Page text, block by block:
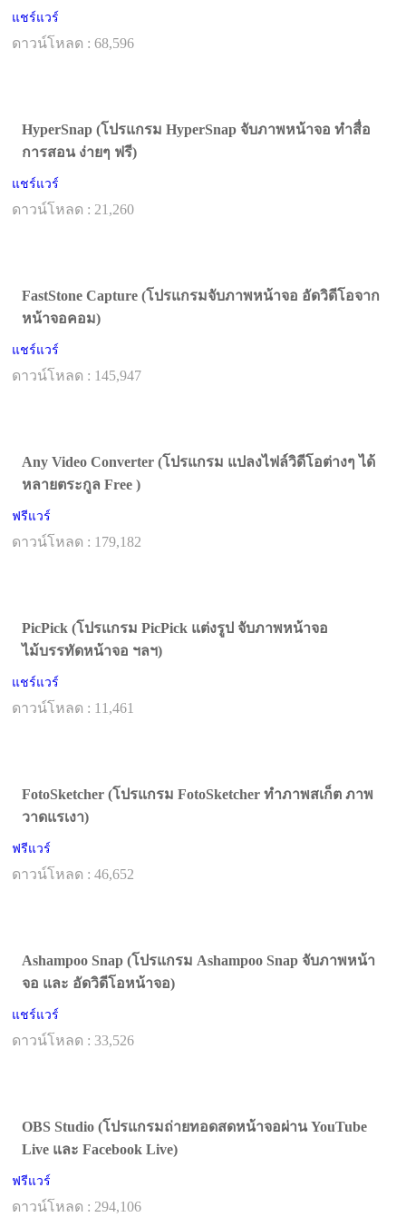
แชร์แวร์
ดาวน์โหลด : 68,596
HyperSnap (โปรแกรม HyperSnap จับภาพหน้าจอ ทำสื่อ
การสอน ง่ายๆ ฟรี)
แชร์แวร์
ดาวน์โหลด : 21,260
FastStone Capture (โปรแกรมจับภาพหน้าจอ อัดวิดีโอจาก
หน้าจอคอม)
แชร์แวร์
ดาวน์โหลด : 145,947
Any Video Converter (โปรแกรม แปลงไฟล์วิดีโอต่างๆ ได้
หลายตระกูล Free )
ฟรีแวร์
ดาวน์โหลด : 179,182
PicPick (โปรแกรม PicPick แต่งรูป จับภาพหน้าจอ
ไม้บรรทัดหน้าจอ ฯลฯ)
แชร์แวร์
ดาวน์โหลด : 11,461
FotoSketcher (โปรแกรม FotoSketcher ทำภาพสเก็ต ภาพ
วาดแรเงา)
ฟรีแวร์
ดาวน์โหลด : 46,652
Ashampoo Snap (โปรแกรม Ashampoo Snap จับภาพหน้า
จอ และ อัดวิดีโอหน้าจอ)
แชร์แวร์
ดาวน์โหลด : 33,526
OBS Studio (โปรแกรมถ่ายทอดสดหน้าจอผ่าน YouTube
Live และ Facebook Live)
ฟรีแวร์
ดาวน์โหลด : 294,106